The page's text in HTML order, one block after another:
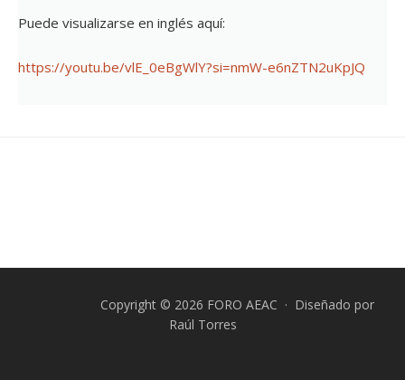
Puede visualizarse en inglés aquí:
https://youtu.be/vlE_0eBgWlY?si=nmW-e6nZTN2uKpJQ
Copyright © 2026 FORO AEAC · Diseñado por
Raúl Torres